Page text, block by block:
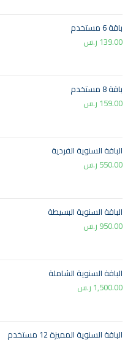
باقة 6 مستخدم
139.00 ر.س
باقة 8 مستخدم
159.00 ر.س
الباقة السنوية الفردية
550.00 ر.س
الباقة السنوية البسيطة
950.00 ر.س
الباقة السنوية الشاملة
1,500.00 ر.س
الباقة السنوية المميزة 12 مستخدم